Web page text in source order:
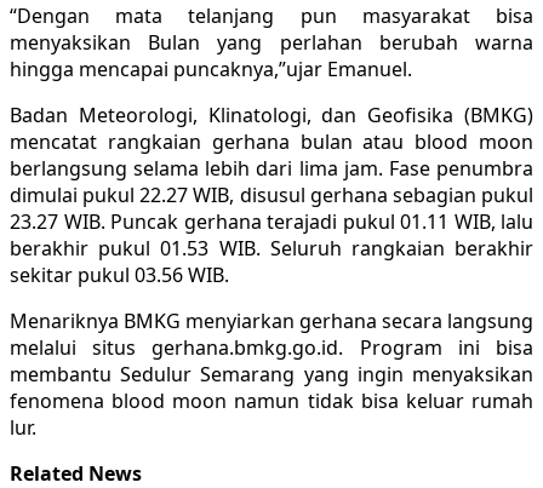
“Dengan mata telanjang pun masyarakat bisa
menyaksikan Bulan yang perlahan berubah warna
hingga mencapai puncaknya,”ujar Emanuel.
Badan Meteorologi, Klinatologi, dan Geofisika (BMKG)
mencatat rangkaian gerhana bulan atau blood moon
berlangsung selama lebih dari lima jam. Fase penumbra
dimulai pukul 22.27 WIB, disusul gerhana sebagian pukul
23.27 WIB. Puncak gerhana terajadi pukul 01.11 WIB, lalu
berakhir pukul 01.53 WIB. Seluruh rangkaian berakhir
sekitar pukul 03.56 WIB.
Menariknya BMKG menyiarkan gerhana secara langsung
melalui situs gerhana.bmkg.go.id. Program ini bisa
membantu Sedulur Semarang yang ingin menyaksikan
fenomena blood moon namun tidak bisa keluar rumah
lur.
Related News